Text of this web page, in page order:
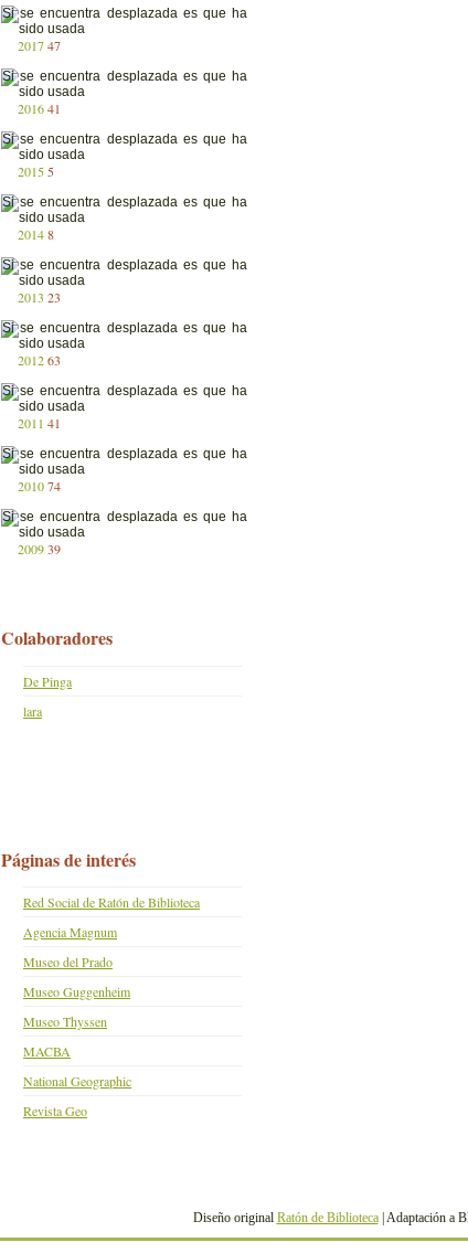
201747
201641
2015 5
20148
2013 23
201263
2011 41
201074
200939
Colaboradores
De Pinga
lara
Páginas de interés
Red Social de Ratón de Biblioteca
Agencia Magnum
Museo del Prado
Museo Guggenheim
Museo Thyssen
MACBA
National Geographic
Revista Geo
Diseño original Ratón de Biblioteca| Adaptación a